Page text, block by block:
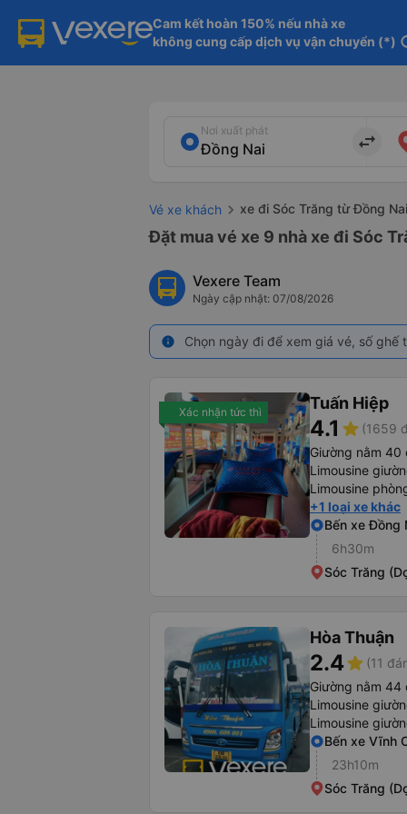
Cam kết hoàn 150% nếu nhà xe
không cung cấp dịch vụ vận chuyển (*)
Nơi xuất phát
import_export
Vé xe khách xe đi Sóc Trăng từ Đồng Nai
Đặt mua vé xe 9 nhà xe đi Sóc
Vexere Team
Ngày cập nhật: 07/08/2026
info Chọn ngày đi để xem giá vé, số
Xác nhận tức thì Tuấn Hiệp
4.1 star (1659
Giường nằm 40
Limousine
Limousine
+1 loại xe khác
Bến xe Đồng
6h30m
Sóc Trăng
Hòa Thuận
2.4star (11
Giường nằm 44
Limousine
Limousine
Bến xe Vĩnh
23h10m
Sóc Trăng